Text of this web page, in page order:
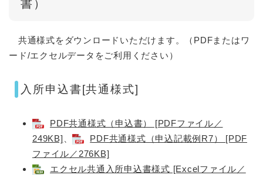
書）
共通様式をダウンロードいただけます。（PDFまたはワ
ード/エクセルデータをご利用ください）
入所申込書[共通様式]
PDF共通様式（申込書） [PDFファイル／
249KB] 、
PDF共通様式（申込記載例R7） [PDF
ファイル／276KB]
エクセル共通入所申込書様式 [Excelファイル／